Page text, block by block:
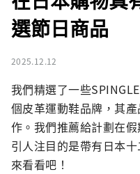
選節日商品
2025.12.12
我們精選了一些
個皮革運動鞋品牌，其
作。我們推薦給計劃在
引人注目的是帶有日本
來看看吧！